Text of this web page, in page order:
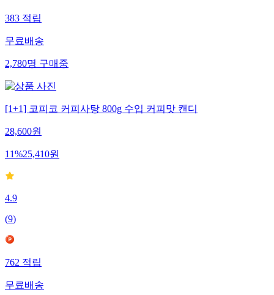
383적립
무료배송
2,780명구매중
[1+1] 코피코 커피사탕 800g 수입 커피맛 캔디
28,600원
11%25,410원
4.9
(9)
762적립
무료배송